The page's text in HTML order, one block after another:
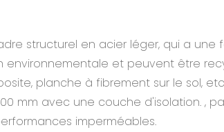
structurel en acier léger, qui a
et peuvent être
planche à fibrement sur le sol,
mm avec une couche d'isolation. ,
imperméables.